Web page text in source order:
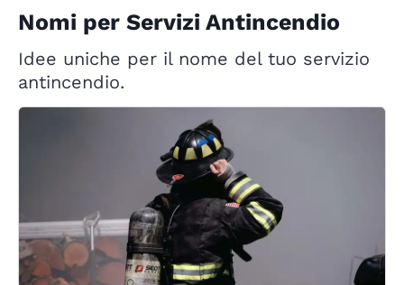
Nomi per Servizi Antincendio
Idee uniche per il nome del tuo servizio
antincendio.